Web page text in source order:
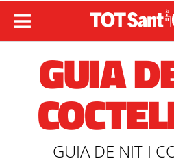
GUIA
GUIA DE NIT I